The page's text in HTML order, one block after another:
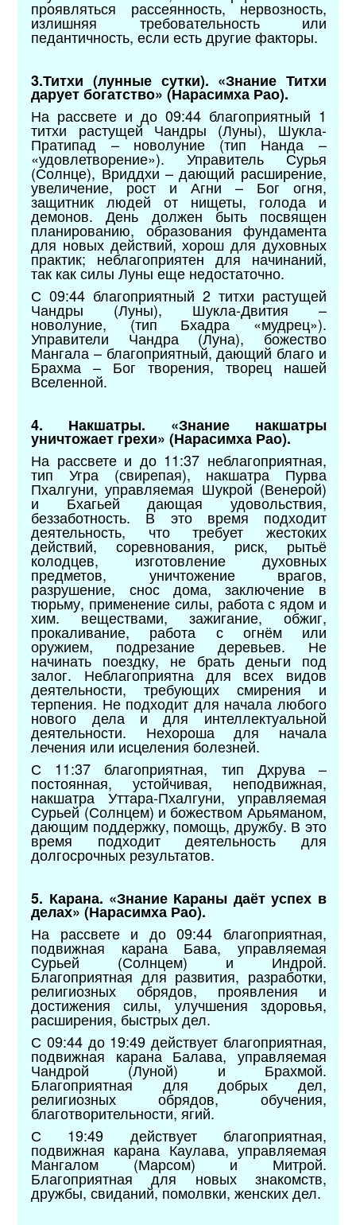
проявляться рассеянность, нервозность,
излишняя требовательность или
педантичность, если есть другие факторы.
3.Титхи (лунные сутки). «Знание Титхи
дарует богатство» (Нарасимха Рао).
На рассвете и до 09:44 благоприятный 1
титхи растущей Чандры (Луны), Шукла-
Пратипад – новолуние (тип Нанда –
«удовлетворение»). Управитель Сурья
(Солнце), Вриддхи – дающий расширение,
увеличение, рост и Агни – Бог огня,
защитник людей от нищеты, голода и
демонов. День должен быть посвящен
планированию, образования фундамента
для новых действий, хорош для духовных
практик; неблагоприятен для начинаний,
так как силы Луны еще недостаточно.
С 09:44 благоприятный 2 титхи растущей
Чандры (Луны), Шукла-Двития –
новолуние, (тип Бхадра «мудрец»).
Управители Чандра (Луна), божество
Мангала – благоприятный, дающий благо и
Брахма – Бог творения, творец нашей
Вселенной.
4. Накшатры. «Знание накшатры
уничтожает грехи» (Нарасимха Рао).
На рассвете и до 11:37 неблагоприятная,
тип Угра (свирепая), накшатра Пурва
Пхалгуни, управляемая Шукрой (Венерой)
и Бхагьей дающая удовольствия,
беззаботность. В это время подходит
деятельность, что требует жестоких
действий, соревнования, риск, рытьё
колодцев, изготовление духовных
предметов, уничтожение врагов,
разрушение, снос дома, заключение в
тюрьму, применение силы, работа с ядом и
хим. веществами, зажигание, обжиг,
прокаливание, работа с огнём или
оружием, подрезание деревьев. Не
начинать поездку, не брать деньги под
залог. Неблагоприятна для всех видов
деятельности, требующих смирения и
терпения. Не подходит для начала любого
нового дела и для интеллектуальной
деятельности. Нехороша для начала
лечения или исцеления болезней.
С 11:37 благоприятная, тип Дхрува –
постоянная, устойчивая, неподвижная,
накшатра Уттара-Пхалгуни, управляемая
Сурьей (Солнцем) и божеством Арьяманом,
дающим поддержку, помощь, дружбу. В это
время подходит деятельность для
долгосрочных результатов.
5. Карана. «Знание Караны даёт успех в
делах» (Нарасимха Рао).
На рассвете и до 09:44 благоприятная,
подвижная карана Бава, управляемая
Сурьей (Солнцем) и Индрой.
Благоприятная для развития, разработки,
религиозных обрядов, проявления и
достижения силы, улучшения здоровья,
расширения, быстрых дел.
С 09:44 до 19:49 действует благоприятная,
подвижная карана Балава, управляемая
Чандрой (Луной) и Брахмой.
Благоприятная для добрых дел,
религиозных обрядов, обучения,
благотворительности, ягий.
С 19:49 действует благоприятная,
подвижная карана Каулава, управляемая
Мангалом (Марсом) и Митрой.
Благоприятная для новых знакомств,
дружбы, свиданий, помолвки, женских дел.